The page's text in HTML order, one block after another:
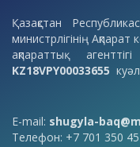
Қазақстан
министрлігінің Ақпарат
ақпараттық
KZ18VPY00033655
E-mail: shugyla-
Телефон: +7 701 350